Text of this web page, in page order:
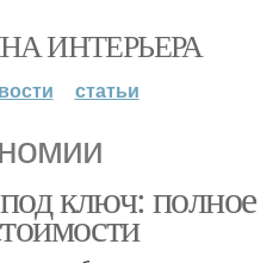
ИНТЕРЬЕРА
статьи
ключ: полное